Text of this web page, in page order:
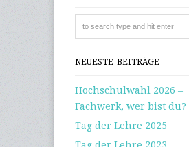
NEUESTE BEITRÄGE
Hochschulwahl 2026 –
Fachwerk, wer bist du?
Tag der Lehre 2025